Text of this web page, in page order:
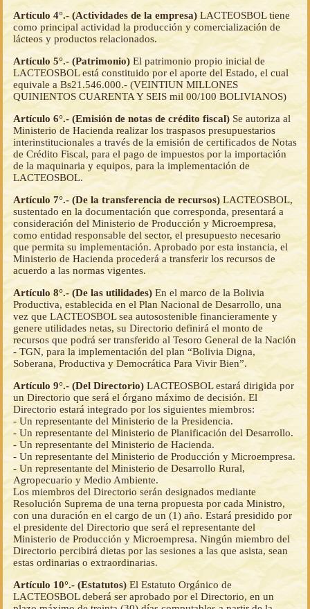
Artículo 4°.- (Actividades de la empresa) LACTEOSBOL tiene
como principal actividad la producción y comercialización de
lácteos y productos relacionados.
Artículo 5°.- (Patrimonio) El patrimonio propio inicial de
LACTEOSBOL está constituido por el aporte del Estado, el cual
equivale a Bs21.546.000.- (VEINTIUN MILLONES
QUINIENTOS CUARENTA Y SEIS mil 00/100 BOLIVIANOS)
Artículo 6°.- (Emisión de notas de crédito fiscal) Se autoriza al
Ministerio de Hacienda realizar los traspasos presupuestarios
interinstitucionales a través de la emisión de certificados de Notas
de Crédito Fiscal, para el pago de impuestos por la importación
de la maquinaria y equipos, para la implementación de
LACTEOSBOL.
Artículo 7°.- (De la transferencia de recursos) LACTEOSBOL,
sustentado en la documentación que corresponda, presentará a
consideración del Ministerio de Producción y Microempresa,
como entidad responsable del sector, el presupuesto necesario
que permita su implementación. Aprobado por esta instancia, el
Ministerio de Hacienda procederá a transferir los recursos de
acuerdo a las normas vigentes.
Artículo 8°.- (De las utilidades) En el marco de la Bolivia
Productiva, establecida en el Plan Nacional de Desarrollo, una
vez que LACTEOSBOL sea autosostenible financieramente y
genere utilidades netas, su Directorio definirá el monto de
recursos que podrá ser transferido al Tesoro General de la Nación
- TGN, para la implementación del plan “Bolivia Digna,
Soberana, Productiva y Democrática Para Vivir Bien”.
Artículo 9°.- (Del Directorio) LACTEOSBOL estará dirigida por
un Directorio que será el órgano máximo de decisión. El
Directorio estará integrado por los siguientes miembros:
- Un representante del Ministerio de la Presidencia.
- Un representante del Ministerio de Planificación del Desarrollo.
- Un representante del Ministerio de Hacienda.
- Un representante del Ministerio de Producción y Microempresa.
- Un representante del Ministerio de Desarrollo Rural,
Agropecuario y Medio Ambiente.
Los miembros del Directorio serán designados mediante
Resolución Suprema de una terna propuesta por cada Ministro,
con una duración en el cargo de un (1) año. Estará presidido por
el presidente del Directorio que será el representante del
Ministerio de Producción y Microempresa. Ningún miembro del
Directorio percibirá dietas por las sesiones a las que asista, sean
estas ordinarias o extraordinarias.
Artículo 10°.- (Estatutos) El Estatuto Orgánico de
LACTEOSBOL deberá ser aprobado por el Directorio, en un